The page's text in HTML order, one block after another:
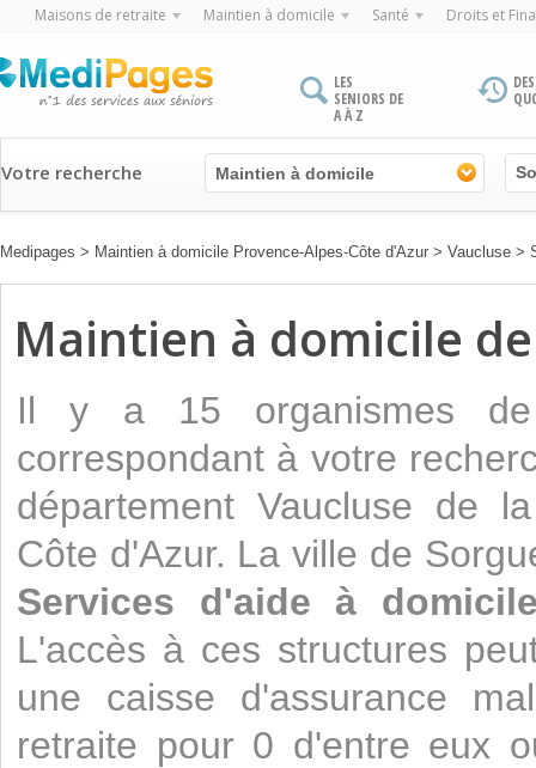
Maisons de retraite Maintien à domicile Santé Droits et
LES
SENIORS DE
A À Z
Votre recherche Maintien à domicile
Medipages > Maintien à domicile Provence-Alpes-Côte d'Azur > Vaucluse >
Maintien à domicile
Il y a 15 organismes
correspondant à votre
département Vaucluse de
Côte d'Azur. La ville de
Services d'aide à
L'accès à ces structures
une caisse d'assurance
retraite pour 0 d'entre eux